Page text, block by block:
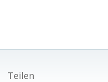
Teilen